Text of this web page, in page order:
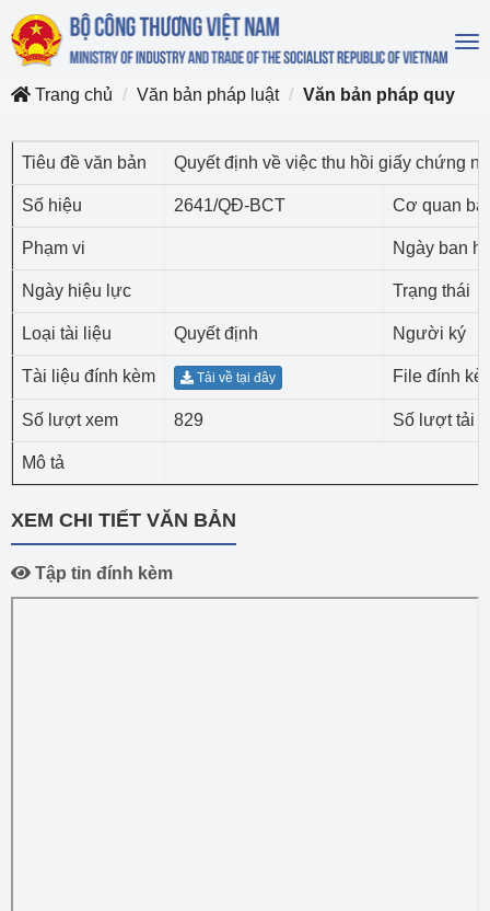
Trang chủ
Văn bản pháp luật Văn bản pháp quy
Tiêu đề văn bản Quyết định về việc thu hồi giấy chứng
Số hiệu 2641/QĐ-BCT Cơ quan
Phạm vi Ngày ban
Ngày hiệu lực Trạng thái
Loại tài liệu Quyết định Người ký
Tài liệu đính kèm Tải về tại đây File đính
Số lượt xem 829 Số lượt tải
Mô tả
XEM CHI TIẾT VĂN BẢN
Tập tin đính kèm